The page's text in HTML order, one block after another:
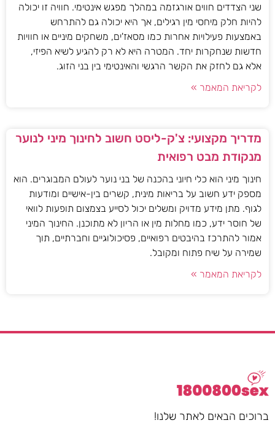
שני הצדדים חווים אורגזמה במהלך מפגש אינטימי. חוויה זו יכולה
להיות חלק מיחסי מין רגילים, אך היא יכולה גם להתרחש
באמצעות פעילויות אחרות כמו מסאז'ים, משחקים מיניים או חוויות
חדשות שנחקרות יחד. המטרה היא לא רק להגיע לשיא הפיזי,
אלא גם לחזק את הקשר הרגשי והאינטימי בין בני הזוג.
לקריאת המאמר »
מדריך מקצועי: צ'ק-ליסט חשוב לחינוך מיני לנוער
מנקודת מבט רפואית
חינוך מיני הוא כלי חיוני בהכנה של בני נוער לעולם המבוגרים. הוא
מספק ידע חשוב על בריאות מינית, קשרים בין-אישיים ומודעות
לגוף. מתן מידע מדויק ומשלים יכול לסייע בצמצום תופעות לוואי
של חוסר ידע, כמו מחלות מין או הריון לא מתוכנן. החינוך המיני
אמור להתרכז בהיבטים רפואיים, פסיכולוגיים וחברתיים, תוך
שמירה על שיח פתוח ומקובל.
לקריאת המאמר »
ברוכים הבאים לאתר שלנו!